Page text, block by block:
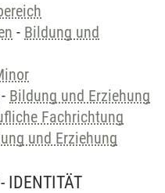
- Bildung und
- Bildung und Erziehung
Fachrichtung
und Erziehung
IDENTITÄT